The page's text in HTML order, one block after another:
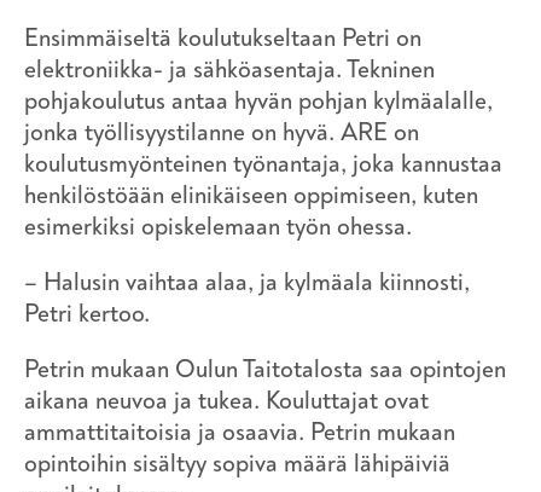
Ensimmäiseltä koulutukseltaan Petri on
elektroniikka- ja sähköasentaja. Tekninen
pohjakoulutus antaa hyvän pohjan kylmäalalle,
jonka työllisyystilanne on hyvä. ARE on
koulutusmyönteinen työnantaja, joka kannustaa
henkilöstöään elinikäiseen oppimiseen, kuten
esimerkiksi opiskelemaan työn ohessa.
– Halusin vaihtaa alaa, ja kylmäala kiinnosti,
Petri kertoo.
Petrin mukaan Oulun Taitotalosta saa opintojen
aikana neuvoa ja tukea. Kouluttajat ovat
ammattitaitoisia ja osaavia. Petrin mukaan
opintoihin sisältyy sopiva määrä lähipäiviä